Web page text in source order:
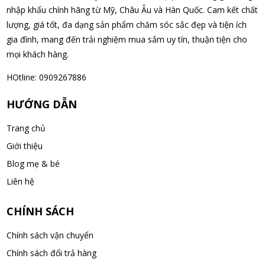
Nhật Bản lọ 5ml cho trẻ Sơ Sinh
08/08/2026
Nguyễn Văn Cảnh đã mua sản phẩm Sữa Meiji số 0 Hohoemi
não Noguchi Ekisu 200 Viên
08/08/2026
Võ Huỳnh Lanh đã mua sản phẩm Viên uống tiền đình bổ não
08/08/2026
Thạch Quốc Lâm đã mua sản phẩm Sữa Meiji số 0 Hohoemi
Milk (0-1 tuổi), hàng nội địa Nhật (hộp thiếc 800g)
nhập khẩu chính hãng từ Mỹ, Châu Âu và Hàn Quốc. Cam kết chất
lượng, giá tốt, đa dạng sản phẩm chăm sóc sắc đẹp và tiện ích
gia đình, mang đến trải nghiệm mua sắm uy tín, thuận tiện cho
mọi khách hàng.
HOtline: 0909267886
HƯỚNG DẪN
Trang chủ
Giới thiệu
Blog mẹ & bé
Liên hệ
CHÍNH SÁCH
Chính sách vận chuyển
Chính sách đổi trả hàng